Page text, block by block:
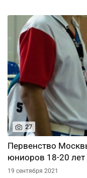
27
Первенство
юниоров 18-20 лет
19 сентября 2021